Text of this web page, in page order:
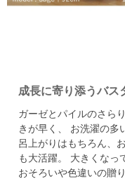
成長に寄り添うバス
ガーゼとパイルのさら
きが早く、
お洗濯の多
呂上がりはもちろん、
も大活躍。
大きくなっ
おそろいや色違いの贈